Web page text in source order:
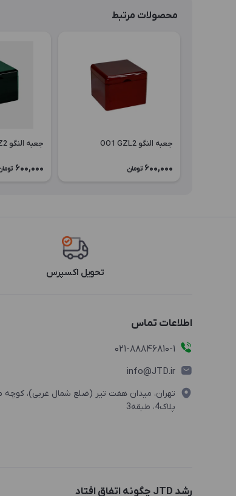
محصولات مرتبط
جعبه النگو OO1 GZL2
600,000 تومان
جعبه النگو OO1 GZZ2
600,000
تحویل اکسپرس
اطلاعات تماس
021-88846810-1
info@JTD.ir
تهران، میدان هفت تیر (ضلع شمال غربی)، کوچه
پلاک4، طبقه3
رشد JTD چگونه اتفاق افتاد